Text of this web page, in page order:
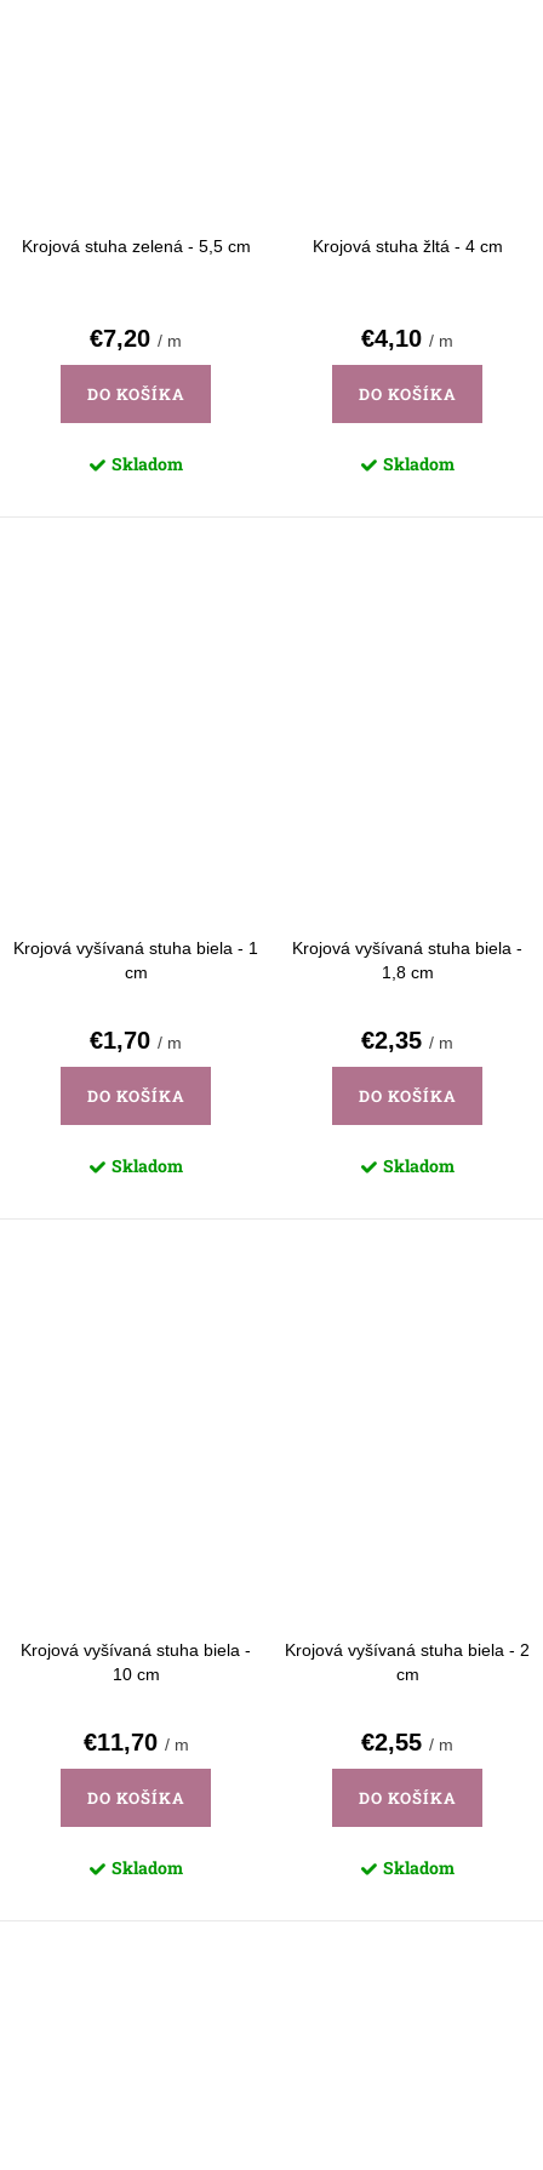
Krojová stuha zelená - 5,5 cm
€7,20 / m
DO KOŠÍKA
Skladom
Krojová stuha žltá - 4 cm
€4,10 / m
DO KOŠÍKA
Skladom
Krojová vyšívaná stuha biela - 1
cm
€1,70 / m
DO KOŠÍKA
Skladom
Krojová vyšívaná stuha biela -
1,8 cm
€2,35 / m
DO KOŠÍKA
Skladom
Krojová vyšívaná stuha biela -
10 cm
€11,70 / m
DO KOŠÍKA
Skladom
Krojová vyšívaná stuha biela - 2
cm
€2,55 / m
DO KOŠÍKA
Skladom